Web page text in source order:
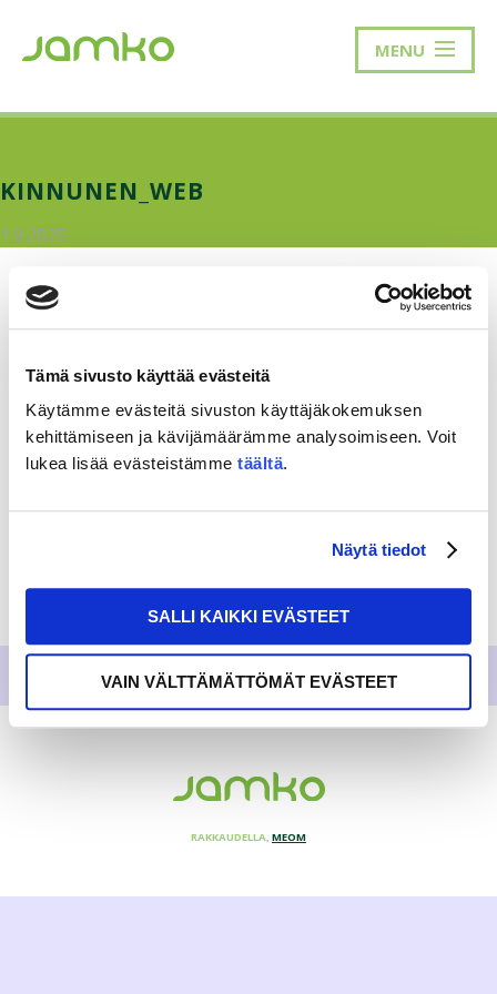
Tämä sivusto käyttää evästeitä
Käytämme evästeitä sivuston käyttäjäkokemuksen
kehittämiseen ja kävijämäärämme analysoimiseen. Voit
lukea lisää evästeistämme täältä.
Näytä tiedot
SALLI KAIKKI EVÄSTEET
VAIN VÄLTTÄMÄTTÖMÄT EVÄSTEET
MENU
KINNUNEN_WEB
1.9.2025
RAKKAUDELLA, MEOM